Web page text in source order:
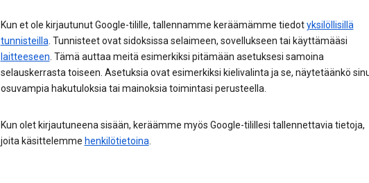
Kun et ole kirjautunut Google-tilille, tallennamme keräämämme tiedotyksilöllisillä
tunnisteilla. Tunnisteet ovat sidoksissa selaimeen, sovellukseen tai käyttämääsi
laitteeseen. Tämä auttaa meitä esimerkiksi pitämään asetuksesi samoina
selauskerrasta toiseen. Asetuksia ovat esimerkiksi kielivalinta ja se, näytetäänkö
osuvampia hakutuloksia tai mainoksia toimintasi perusteella.
Kun olet kirjautuneena sisään, keräämme myös Google-tilillesi tallennettavia tietoja,
joita käsittelemme henkilötietoina.